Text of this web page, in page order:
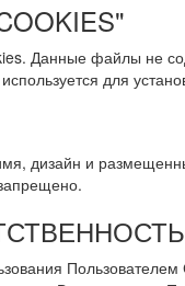
Данные файлы
для
дизайн и